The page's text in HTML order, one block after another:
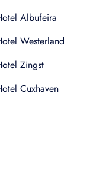
Albufeira
Westerland
Zingst
Cuxhaven